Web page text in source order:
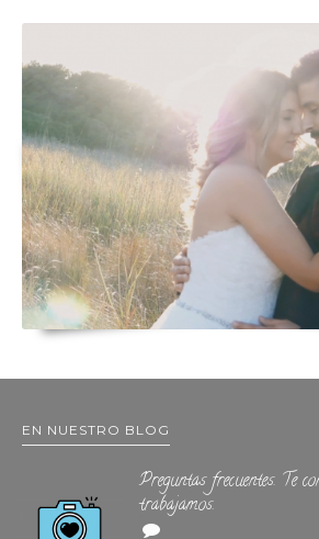
EN NUESTRO BLOG
Preguntas frecuentes. Te
trabajamos.